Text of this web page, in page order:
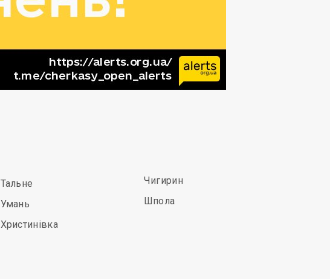
Тальне
Умань
Христинівка
Чигирин
Шпола